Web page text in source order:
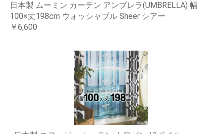
日本製 ムーミン カーテン アンブレラ(UMBRELLA) 幅
100×丈198cm ウォッシャブル Sheer シアー
￥6,600